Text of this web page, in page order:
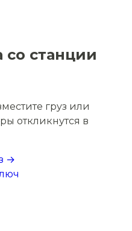
со станции
груз или
откликнутся в
→